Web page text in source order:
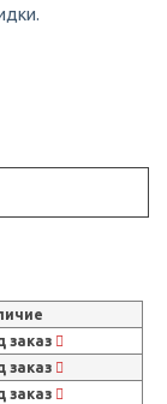
заказ
заказ
заказ